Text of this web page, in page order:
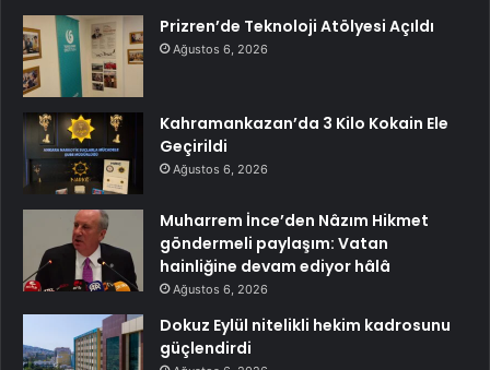
Prizren’de Teknoloji Atölyesi Açıldı
Ağustos 6, 2026
Kahramankazan’da 3 Kilo Kokain Ele
Geçirildi
Ağustos 6, 2026
Muharrem İnce’den Nâzım Hikmet
göndermeli paylaşım: Vatan
hainliğine devam ediyor hâlâ
Ağustos 6, 2026
Dokuz Eylül nitelikli hekim kadrosunu
güçlendirdi